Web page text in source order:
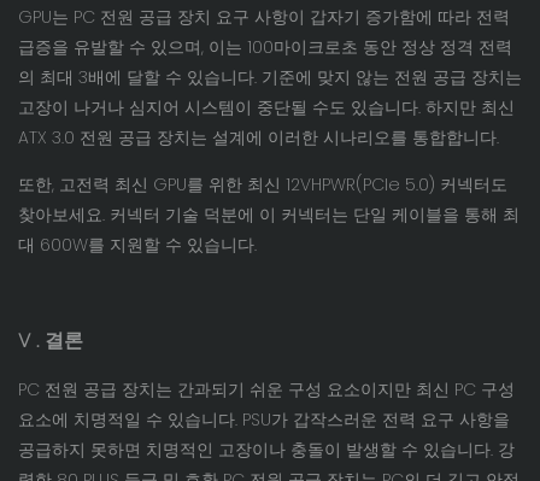
GPU는 PC 전원 공급 장치 요구 사항이 갑자기 증가함에 따라 전력
급증을 유발할 수 있으며, 이는 100마이크로초 동안 정상 정격 전력
의 최대 3배에 달할 수 있습니다. 기준에 맞지 않는 전원 공급 장치는
고장이 나거나 심지어 시스템이 중단될 수도 있습니다. 하지만 최신
ATX 3.0 전원 공급 장치는 설계에 이러한 시나리오를 통합합니다.
또한, 고전력 최신 GPU를 위한 최신 12VHPWR(PCIe 5.0) 커넥터도
찾아보세요. 커넥터 기술 덕분에 이 커넥터는 단일 케이블을 통해 최
대 600W를 지원할 수 있습니다.
V. 결론
PC 전원 공급 장치는 간과되기 쉬운 구성 요소이지만 최신 PC 구성
요소에 치명적일 수 있습니다. PSU가 갑작스러운 전력 요구 사항을
공급하지 못하면 치명적인 고장이나 충돌이 발생할 수 있습니다. 강